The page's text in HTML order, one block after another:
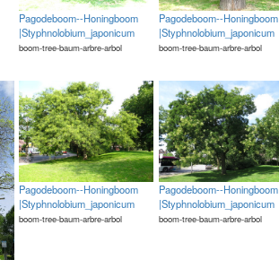
Pagodeboom--Honingboom
|Styphnolobium_japonicum
boom-tree-baum-arbre-arbol
Pagodeboom--Honingboom
|Styphnolobium_japonicum
boom-tree-baum-arbre-arbol
Pagodeboom--Honingboom
|Styphnolobium_japonicum
boom-tree-baum-arbre-arbol
Pagodeboom--Honingboom
|Styphnolobium_japonicum
boom-tree-baum-arbre-arbol